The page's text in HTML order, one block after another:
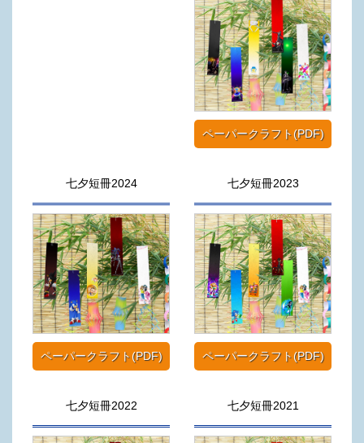
ペーパークラフト(PDF)
七夕短冊2024
ペーパークラフト(PDF)
七夕短冊2023
ペーパークラフト(PDF)
七夕短冊2022 七夕短冊2021